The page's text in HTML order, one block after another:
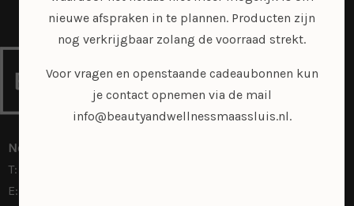
Noordvliet 31 | 3142 CJ Maassluis
​T:
E:
nieuwe afspraken in te plannen. Producten zijn
nog verkrijgbaar zolang de voorraad strekt.
Voor vragen en openstaande cadeaubonnen kun
je contact opnemen via de mail
info@beautyandwellnessmaassluis.nl.